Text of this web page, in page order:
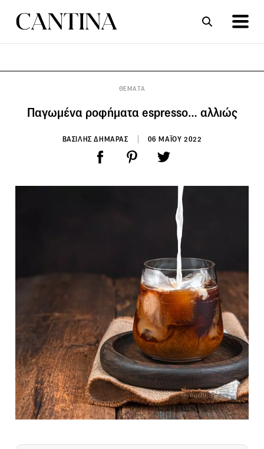
ΘΕΜΑΤΑ
Παγωμένα ροφήματα espresso… αλλιώς
ΒΑΣΙΛΗΣ ΔΗΜΑΡΑΣ 06 ΜΑΪΟΥ 2022